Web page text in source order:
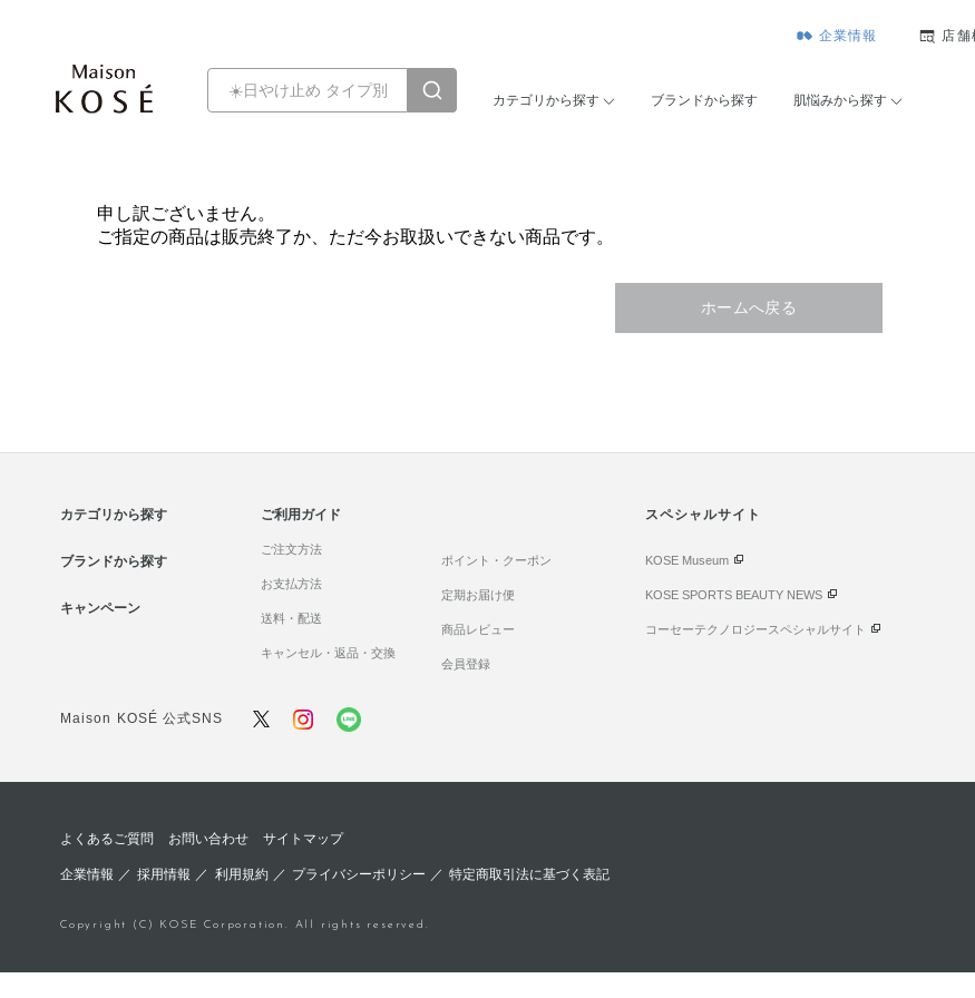
企業情報 店舗
カテゴリから探す ブランドから探す 肌悩みから探す
申し訳ございません。
ご指定の商品は販売終了か、ただ今お取扱いできない商品です。
ホームへ戻る
カテゴリから探す
ブランドから探す
キャンペーン
ご利用ガイド
ご注文方法
お支払方法
送料・配送
キャンセル・返品・交換
ポイント・クーポン
定期お届け便
商品レビュー
会員登録
スペシャルサイト
KOSE Museum
KOSE SPORTS BEAUTY NEWS
コーセーテクノロジースペシャルサイト
Maison KOSÉ 公式SNS
よくあるご質問 お問い合わせ サイトマップ
企業情報 ／採用情報 ／ 利用規約／ プライバシーポリシー ／ 特定商取引法に基づく表記
Copyright (C) KOSE Corporation. All rights reserved.